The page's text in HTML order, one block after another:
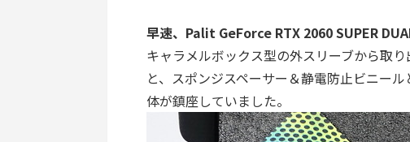
早速、 Palit GeForce RTX 2060 SUPER
キャラメルボックス型の外スリーブから取
と、スポンジスペーサー＆静電防止ビニー
体が鎮座していました。